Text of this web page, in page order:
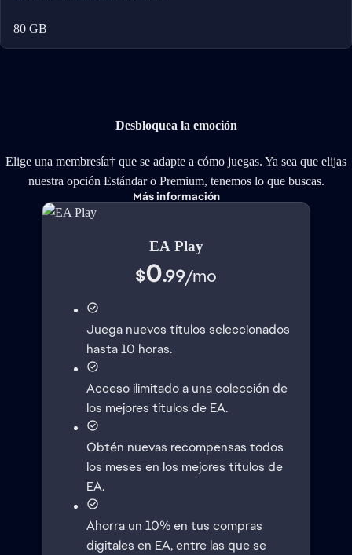
80 GB
Desbloquea la emoción
Elige una membresía† que se adapte a cómo juegas. Ya sea que elijas
nuestra opción Estándar o Premium, tenemos lo que buscas.
Más información
EA Play
$0.99/mo
Juega nuevos títulos seleccionados
hasta 10 horas.
Acceso ilimitado a una colección de
los mejores títulos de EA.
Obtén nuevas recompensas todos
los meses en los mejores títulos de
EA.
Ahorra un 10% en tus compras
digitales en EA, entre las que se